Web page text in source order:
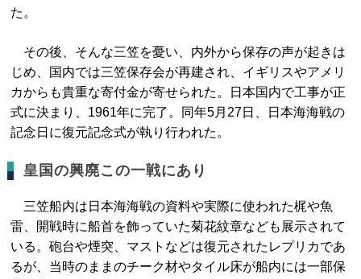
た。
その後、そんな三笠を憂い、内外から保存の声が起きは
じめ、国内では三笠保存会が再建され、イギリスやアメリ
カからも貴重な寄付金が寄せられた。日本国内で工事が正
式に決まり、1961年に完了。同年5月27日、日本海海戦の
記念日に復元記念式が執り行われた。
皇国の興廃この一戦にあり
三笠船内は日本海海戦の資料や実際に使われた梶や魚
雷、開戦時に船首を飾っていた菊花紋章なども展示されて
いる。砲台や煙突、マストなどは復元されたレプリカであ
るが、当時のままのチーク材やタイル床が船内には一部保